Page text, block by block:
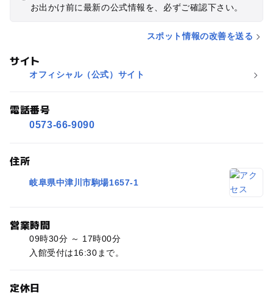
お出かけ前に最新の公式情報を、必ずご確認下さい。
スポット情報の改善を送る
サイト
オフィシャル（公式）サイト
電話番号
0573-66-9090
住所
岐阜県中津川市駒場1657-1
営業時間
09時30分 ～ 17時00分
入館受付は16:30まで。
定休日